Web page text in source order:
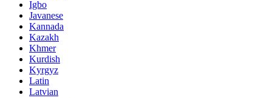
Igbo
Javanese
Kannada
Kazakh
Khmer
Kurdish
Kyrgyz
Latin
Latvian